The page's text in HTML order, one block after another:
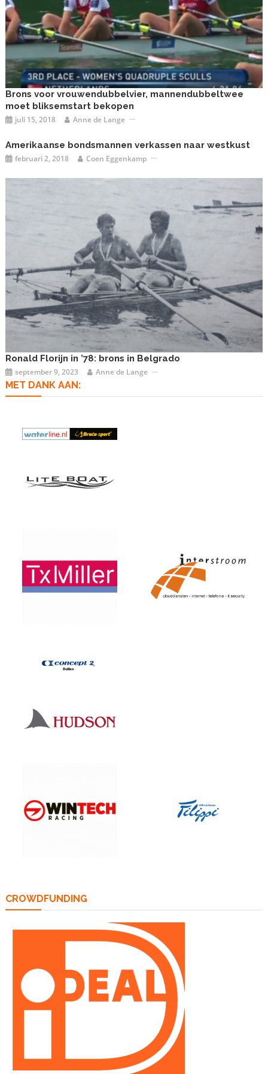
Brons voor vrouwendubbelvier, mannendubbeltwee
moet bliksemstart bekopen
juli 15, 2018 Anne de Lange
Amerikaanse bondsmannen verkassen naar westkust
februari 2, 2018 Coen Eggenkamp
Ronald Florijn in ’78: brons in Belgrado
september 9, 2023 Anne de Lange
MET DANK AAN:
CROWDFUNDING